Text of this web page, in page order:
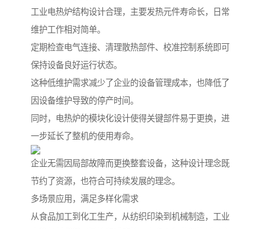
工业电热炉结构设计合理，主要发热元件寿命长，日常
维护工作相对简单。
定期检查电气连接、清理散热部件、校准控制系统即可
保持设备良好运行状态。
这种低维护需求减少了企业的设备管理成本，也降低了
因设备维护导致的停产时间。
同时，电热炉的模块化设计使得关键部件易于更换，进
一步延长了整机的使用寿命。
企业无需因局部故障而更换整套设备，这种设计理念既
节约了资源，也符合可持续发展的理念。
多场景应用，满足多样化需求
从食品加工到化工生产，从纺织印染到机械制造，工业